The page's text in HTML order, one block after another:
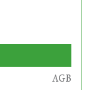
AGB